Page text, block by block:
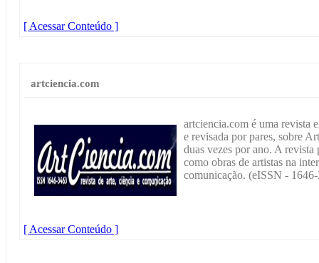
[ Acessar Conteúdo ]
artciencia.com
artciencia.com é uma revista
e revisada por pares, sobre
duas vezes por ano. A
como obras de artistas na
comunicação. (eISSN -
[ Acessar Conteúdo ]